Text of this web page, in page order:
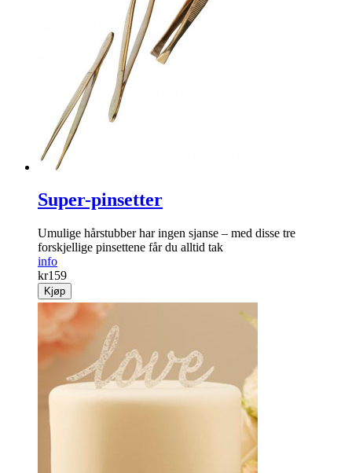
Super-pinsetter
Umulige hår­stubber har ingen sjanse – med disse tre
forskjellige pinsettene får du alltid tak
info
kr159
Kjøp